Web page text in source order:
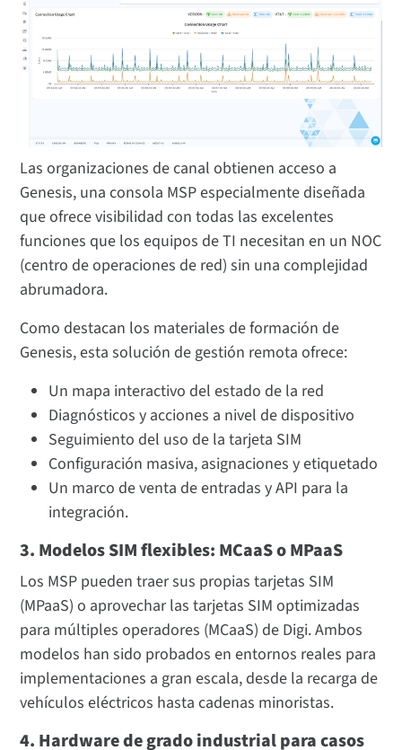
Las organizaciones de canal obtienen acceso a
Genesis, una consola MSP especialmente diseñada
que ofrece visibilidad con todas las excelentes
funciones que los equipos de TI necesitan en un NOC
(centro de operaciones de red) sin una complejidad
abrumadora.
Como destacan los materiales de formación de
Genesis, esta solución de gestión remota ofrece:
Un mapa interactivo del estado de la red
Diagnósticos y acciones a nivel de dispositivo
Seguimiento del uso de la tarjeta SIM
Configuración masiva, asignaciones y etiquetado
Un marco de venta de entradas y API para la
integración.
3. Modelos SIM flexibles: MCaaS o MPaaS
Los MSP pueden traer sus propias tarjetas SIM
(MPaaS) o aprovechar las tarjetas SIM optimizadas
para múltiples operadores (MCaaS) de Digi. Ambos
modelos han sido probados en entornos reales para
implementaciones a gran escala, desde la recarga de
vehículos eléctricos hasta cadenas minoristas.
4. Hardware de grado industrial para casos